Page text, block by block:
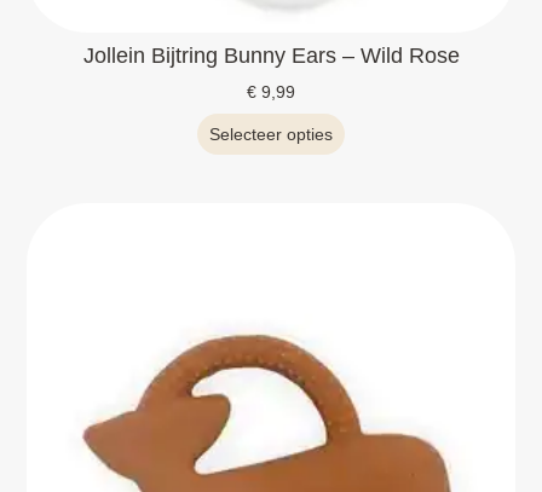
Jollein Bijtring Bunny Ears – Wild Rose
€ 9,99
Selecteer opties